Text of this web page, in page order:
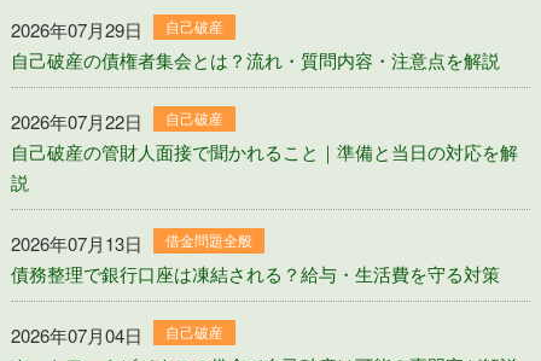
2026年07月29日 自己破産
自己破産の債権者集会とは？流れ・質問内容・注意点を解説
2026年07月22日 自己破産
自己破産の管財人面接で聞かれること｜準備と当日の対応を解
説
2026年07月13日 借金問題全般
債務整理で銀行口座は凍結される？給与・生活費を守る対策
2026年07月04日 自己破産